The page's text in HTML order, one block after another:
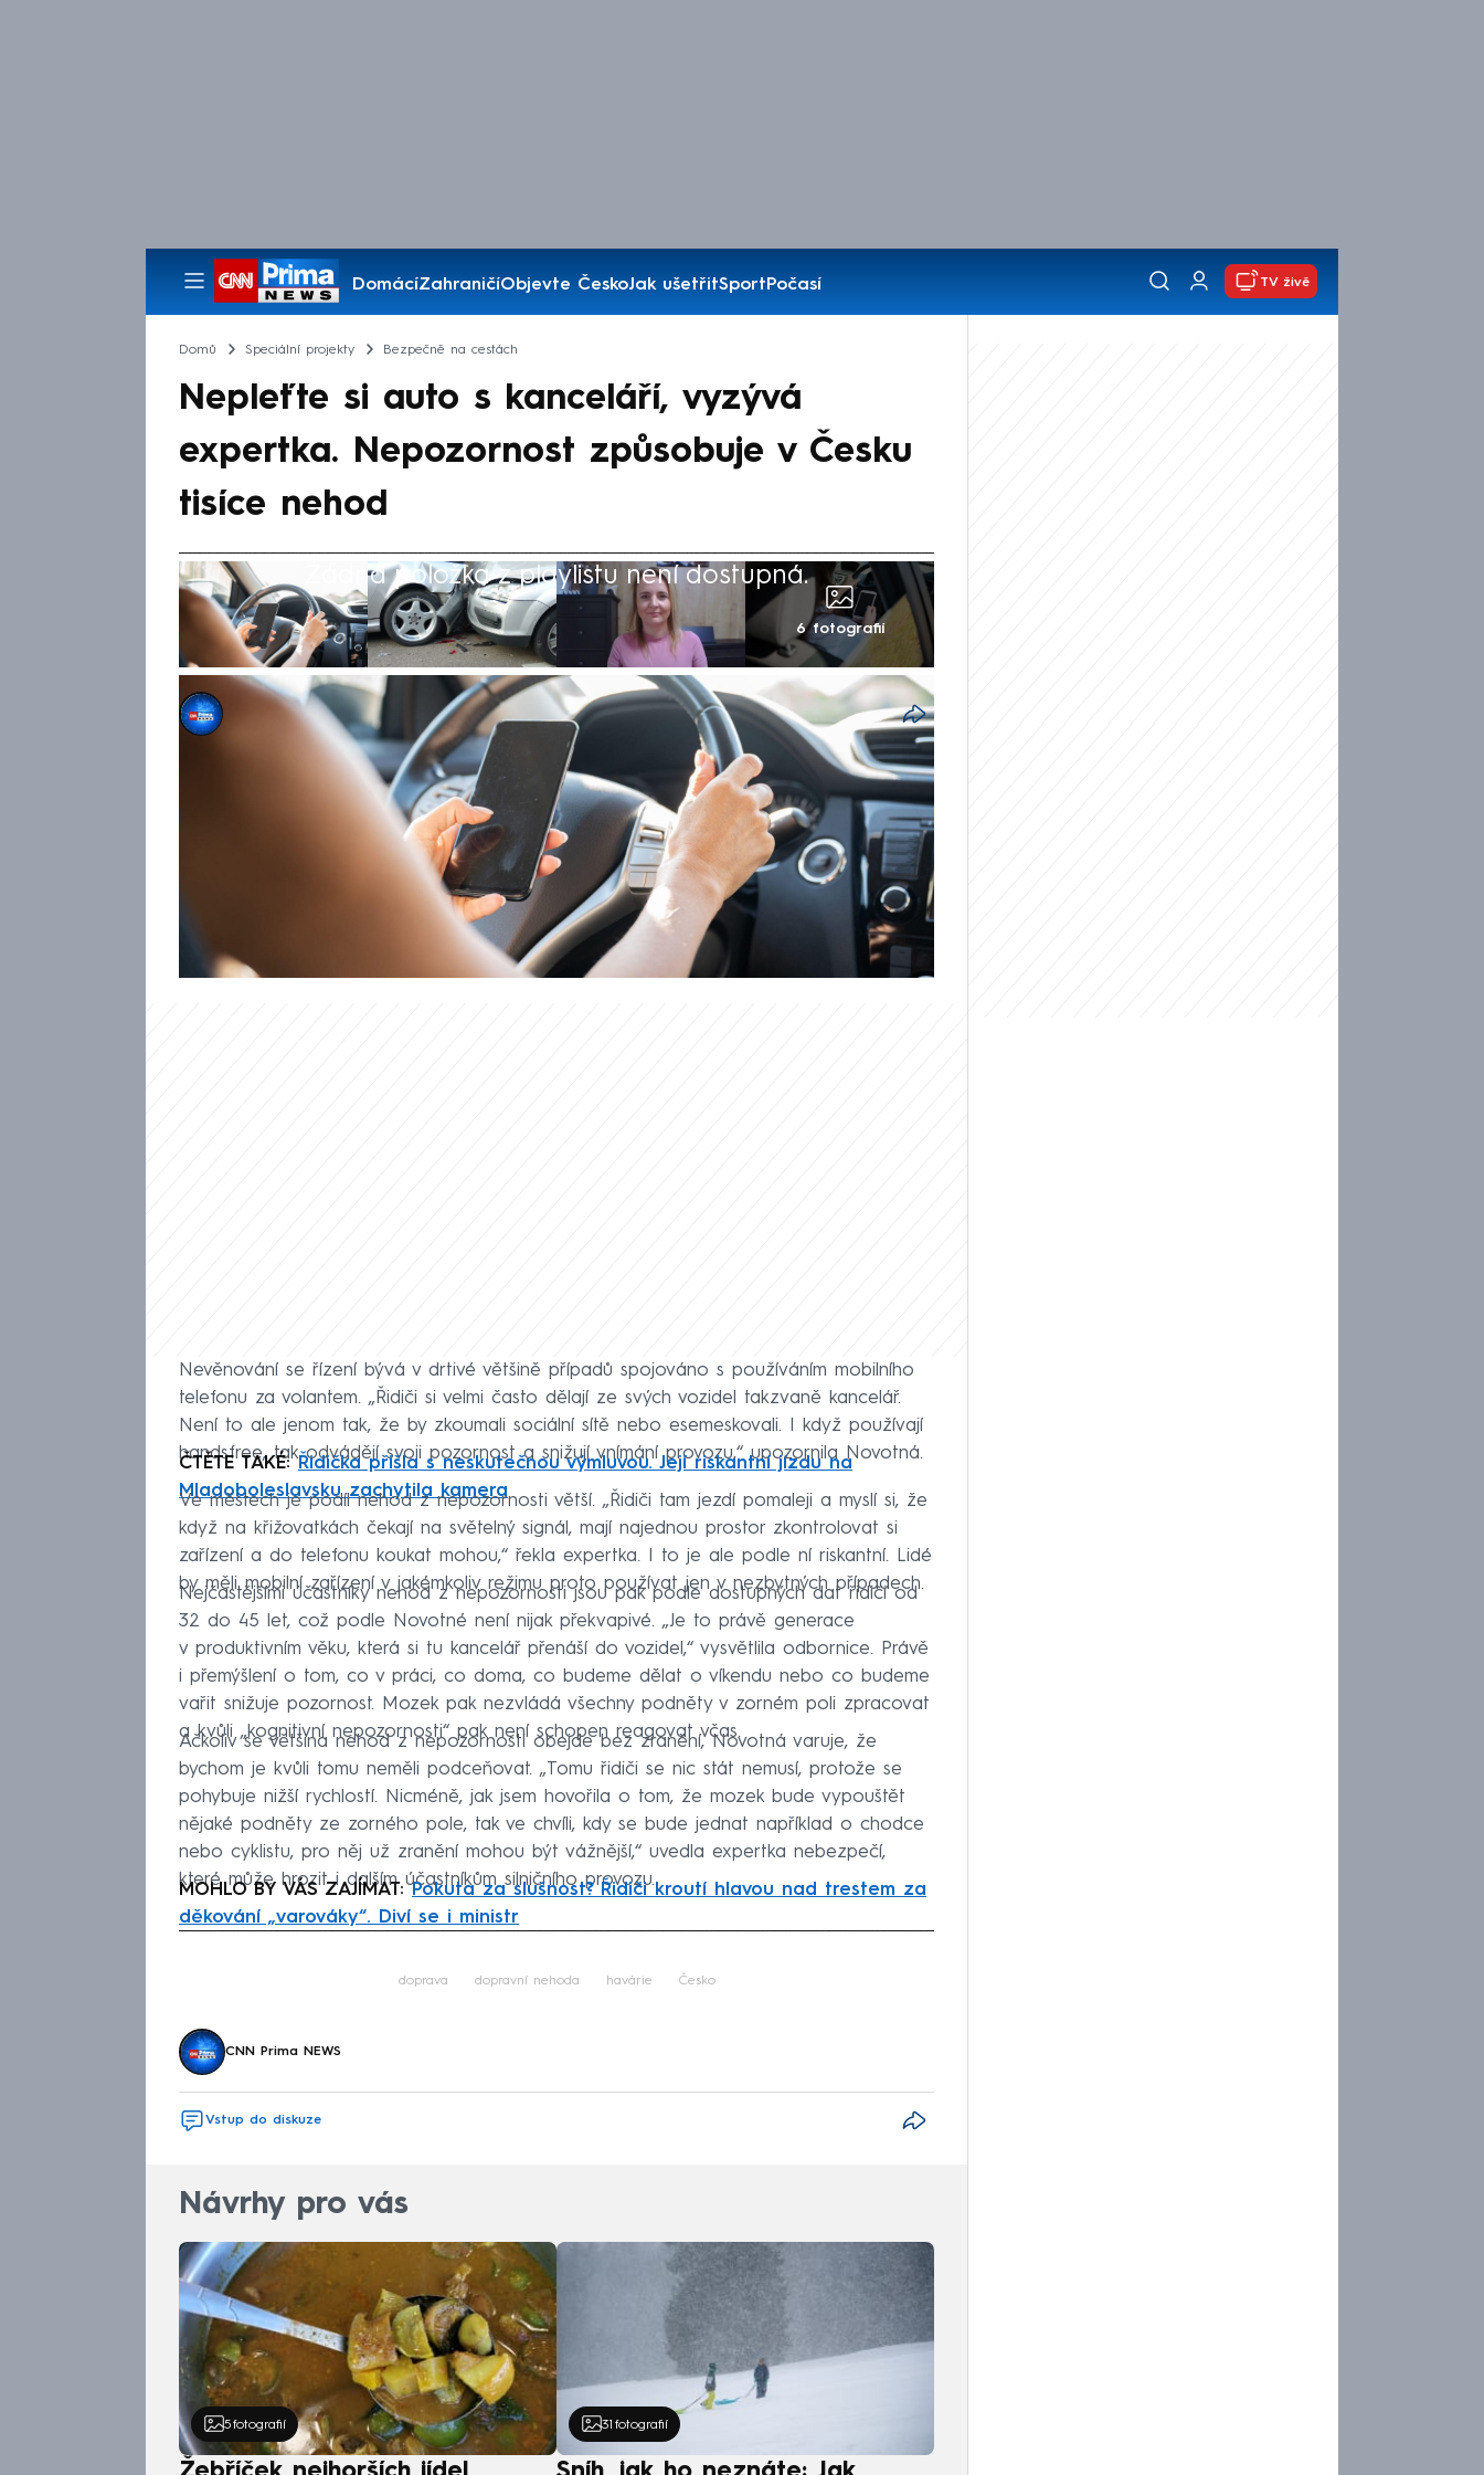
DomácíZahraničíObjevte ČeskoJak ušetřitSportPočasí
Pořady
TV živě
Domů Speciální projekty Bezpečně na cestách
Nepleťte si auto s kanceláří, vyzývá
expertka. Nepozornost způsobuje v Česku
tisíce nehod
Žádná položka z playlistu není dostupná.
6 fotografií
CNN Prima NEWS
10. kvě 2026, 19:53
Nepozornost za volantem zůstává jednou z nejčastějších příčin
dopravních nehod v Česku. Jen od roku 2010 policie eviduje přes 287
tisíc případů, kdy se řidič plně nevěnoval řízení. Čísla dál rostou, v
loňském roce tento typ nehod tvořil více než 22 procent z celkového
počtu. Metodička dopravní výchovy Markéta Novotná v pořadu
Bezpečně na cestách ve vysílání CNN Prima NEWS vysvětlila, jaké
faktory riziko dopravních nehod z nepozornosti ovlivňují.
Nevěnování se řízení bývá v drtivé většině případů spojováno s používáním mobilního
telefonu za volantem. „Řidiči si velmi často dělají ze svých vozidel takzvaně kancelář.
Není to ale jenom tak, že by zkoumali sociální sítě nebo esemeskovali. I když používají
handsfree, tak odvádějí svoji pozornost a snižují vnímání provozu,“ upozornila Novotná.
ČTĚTE TAKÉ:Řidička přišla s neskutečnou výmluvou. Její riskantní jízdu na
Mladoboleslavsku zachytila kamera
Ve městech je podíl nehod z nepozornosti větší. „Řidiči tam jezdí pomaleji a myslí si, že
když na křižovatkách čekají na světelný signál, mají najednou prostor zkontrolovat si
zařízení a do telefonu koukat mohou,“ řekla expertka. I to je ale podle ní riskantní. Lidé
by měli mobilní zařízení v jakémkoliv režimu proto používat jen v nezbytných případech.
Nejčastějšími účastníky nehod z nepozornosti jsou pak podle dostupných dat řidiči od
32 do 45 let, což podle Novotné není nijak překvapivé. „Je to právě generace
v produktivním věku, která si tu kancelář přenáší do vozidel,“ vysvětlila odbornice. Právě
i přemýšlení o tom, co v práci, co doma, co budeme dělat o víkendu nebo co budeme
vařit snižuje pozornost. Mozek pak nezvládá všechny podněty v zorném poli zpracovat
a kvůli „kognitivní nepozornosti“ pak není schopen reagovat včas.
Ačkoliv se většina nehod z nepozornosti obejde bez zranění, Novotná varuje, že
bychom je kvůli tomu neměli podceňovat. „Tomu řidiči se nic stát nemusí, protože se
pohybuje nižší rychlostí. Nicméně, jak jsem hovořila o tom, že mozek bude vypouštět
nějaké podněty ze zorného pole, tak ve chvíli, kdy se bude jednat například o chodce
nebo cyklistu, pro něj už zranění mohou být vážnější,“ uvedla expertka nebezpečí,
které může hrozit i dalším účastníkům silničního provozu.
MOHLO BY VÁS ZAJÍMAT:Pokuta za slušnost? Řidiči kroutí hlavou nad trestem za
děkování „varováky“. Diví se i ministr
doprava dopravní nehoda havárie Česko
CNN Prima NEWS
Vstup do diskuze
Návrhy pro vás
5 fotografií 31 fotografií